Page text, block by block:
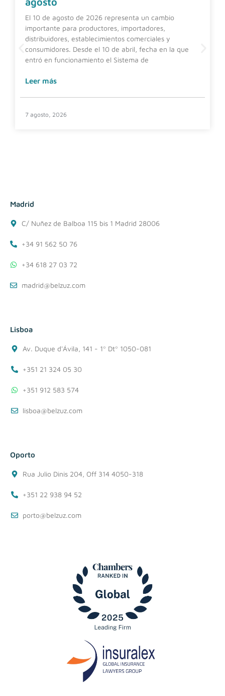
El 10 de agosto de 2026 representa un cambio
importante para productores, importadores,
distribuidores, establecimientos comerciales y
consumidores. Desde el 10 de abril, fecha en la que
entró en funcionamiento el Sistema de
Leer más
7 agosto, 2026
Madrid
C/ Nuñez de Balboa 115 bis 1 Madrid 28006
+34 91 562 50 76
+34 618 27 03 72
madrid@belzuz.com
Lisboa
Av. Duque d'Ávila, 141 - 1º Dtº 1050-081
+351 21 324 05 30
+351 912 583 574
lisboa@belzuz.com
Oporto
Rua Julio Dinis 204, Off 314 4050-318
+351 22 938 94 52
porto@belzuz.com